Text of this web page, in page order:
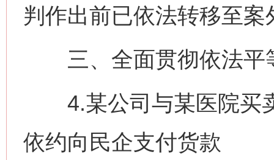
判作出前已依法转移至
三、全面贯彻依法平
4.某公司与某医院买
依约向民企支付货款